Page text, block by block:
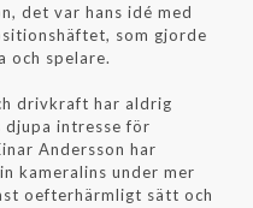
det var hans idé med
som gjorde
och spelare.
drivkraft har aldrig
djupa intresse för
Andersson har
kameralins under mer
oefterhärmligt sätt och